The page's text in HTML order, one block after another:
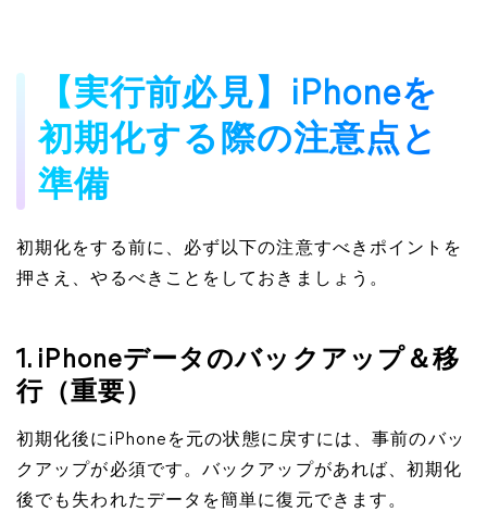
【実行前必見】iPhoneを
初期化する際の注意点と
準備
初期化をする前に、必ず以下の注意すべきポイントを
押さえ、やるべきことをしておきましょう。
1. iPhoneデータのバックアップ＆移
行（重要）
初期化後にiPhoneを元の状態に戻すには、事前のバッ
クアップが必須です。バックアップがあれば、初期化
後でも失われたデータを簡単に復元できます。